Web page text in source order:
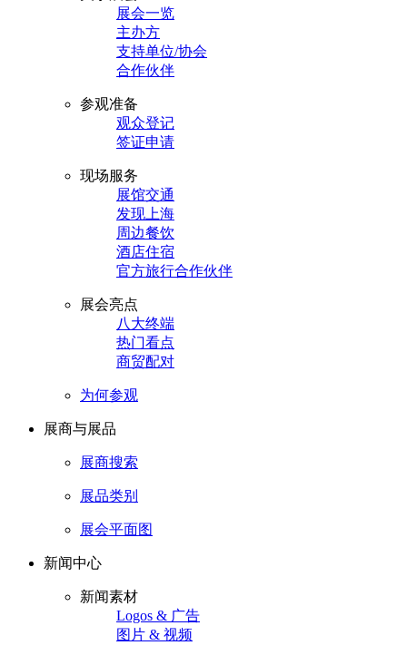
展会一览
主办方
支持单位/协会
合作伙伴
参观准备
观众登记
签证申请
现场服务
展馆交通
发现上海
周边餐饮
酒店住宿
官方旅行合作伙伴
展会亮点
八大终端
热门看点
商贸配对
为何参观
展商与展品
展商搜索
展品类别
展会平面图
新闻中心
新闻素材
Logos & 广告
图片 & 视频